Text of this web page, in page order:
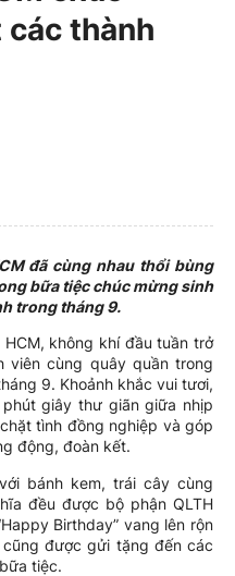
thành
đã cùng nhau thổi bùng
bữa tiệc chúc mừng sinh
trong tháng 9.
không khí đầu tuần trở
viên cùng quây quần trong
9. Khoảnh khắc vui tươi,
giây thư giãn giữa nhịp
tình đồng nghiệp và góp
động, đoàn kết.
bánh kem, trái cây cùng
đều được bộ phận QLTH
Birthday” vang lên rộn
được gửi tặng đến các
tiệc.